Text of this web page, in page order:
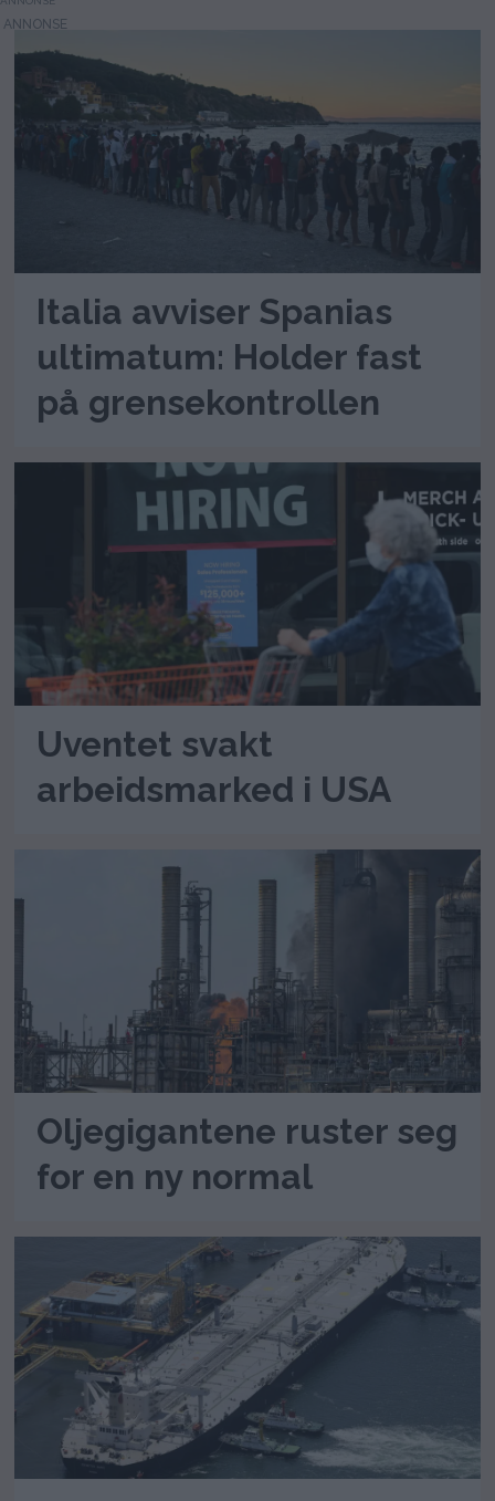
Italia avviser Spanias
ultimatum: Holder fast
på grensekontrollen
Uventet svakt
arbeidsmarked i USA
Oljegigantene ruster seg
for en ny normal